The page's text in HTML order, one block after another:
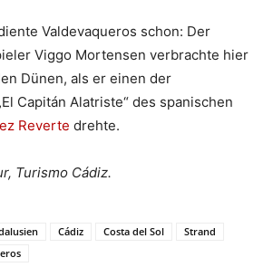
Valdevaqueros schon: Der
Viggo Mortensen verbrachte hier
Dünen, als er einen der
Capitán Alatriste“ des spanischen
Reverte drehte.
Turismo Cádiz.
Cádiz Costa del Sol
Strand